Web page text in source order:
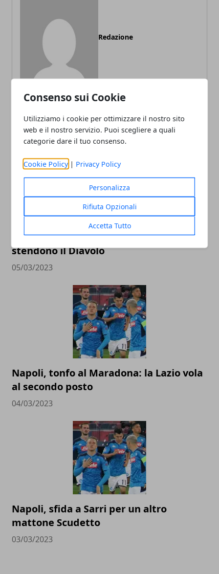
Consenso sui Cookie
Utilizziamo i cookie per ottimizzare il nostro sito
web e il nostro servizio. Puoi scegliere a quali
categorie dare il tuo consenso.
Cookie Policy | Privacy Policy
Personalizza
Rifiuta Opzionali
Accetta Tutto
Redazione
ARTICOLI CORRELATI
Milan, crollo a Firenze: Gonzalez-Jovic
stendono il Diavolo
05/03/2023
Napoli, tonfo al Maradona: la Lazio vola
al secondo posto
04/03/2023
Napoli, sfida a Sarri per un altro
mattone Scudetto
03/03/2023